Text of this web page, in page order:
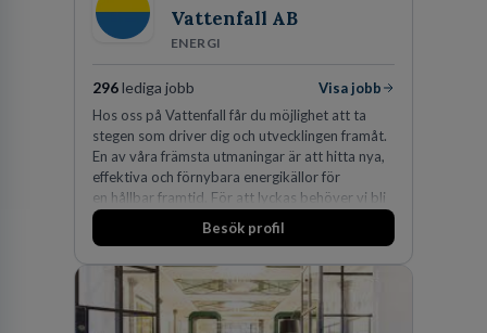
Vattenfall AB
ENERGI
296lediga jobb
Visa jobb
Hos oss på Vattenfall får du möjlighet att ta
stegen som driver dig och utvecklingen framåt.
En av våra främsta utmaningar är att hitta nya,
effektiva och förnybara energikällor för
en hållbar framtid. För att lyckas behöver vi bli
fler medarbetare som vill göra skillnad.
Besök profil